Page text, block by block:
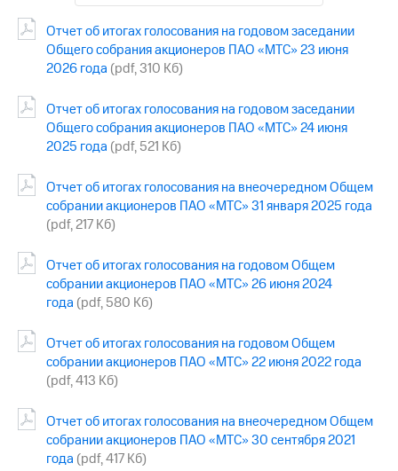
Медиа-центр
Пресс-
релизы
о технологиях
Достижения
Финансовая
отчетность
Контакты
Новости
в
и акционерам
Корпоративное
управление
Корпоративный
секретарь
Раскрытие
Отчет об итогах голосования на годовом заседании
Общего собрания акционеров ПАО «МТС» 23 июня
2026 года (pdf, 310 Кб)
Отчет об итогах голосования на годовом заседании
Общего собрания акционеров ПАО «МТС» 24 июня
2025 года (pdf, 521 Кб)
Отчет об итогах голосования на внеочередном Общем
собрании акционеров ПАО «МТС» 31 января 2025 года
(pdf, 217 Кб)
Отчет об итогах голосования на годовом Общем
собрании акционеров ПАО «МТС» 26 июня 2024
года (pdf, 580 Кб)
Отчет об итогах голосования на годовом Общем
собрании акционеров ПАО «МТС» 22 июня 2022 года
(pdf, 413 Кб)
Отчет об итогах голосования на внеочередном Общем
собрании акционеров ПАО «МТС» 30 сентября 2021
года (pdf, 417 Кб)